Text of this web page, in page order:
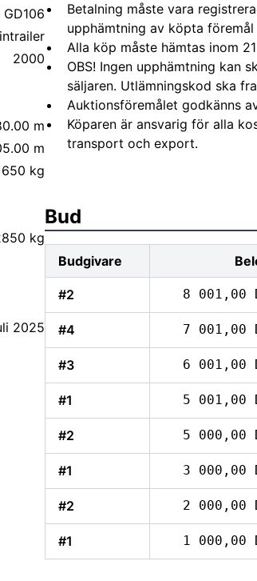
GD106
2000
m
m
650 kg
kg
2025
Betalning måste vara
upphämtning av köpta föremål
Alla köp måste hämtas inom
OBS! Ingen upphämtning kan
säljaren. Utlämningskod ska
Auktionsföremålet godkänns
Köparen är ansvarig för alla
transport och export.
Bud
Budgivare
#2 8 001,00
#4 7 001,00
#3 6 001,00
#1 5 001,00
#2 5 000,00
#1 3 000,00
#2 2 000,00
#1 1 000,00